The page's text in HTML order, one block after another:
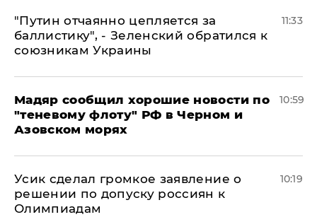
"Путин отчаянно цепляется за
баллистику", - Зеленский обратился к
союзникам Украины
11:33
Мадяр сообщил хорошие новости по
"теневому флоту" РФ в Черном и
Азовском морях
10:59
Усик сделал громкое заявление о
решении по допуску россиян к
Олимпиадам
10:19